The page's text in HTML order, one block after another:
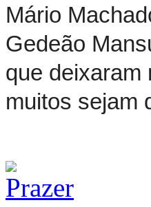
Mário
Gedeão
que deixaram
muitos sejam